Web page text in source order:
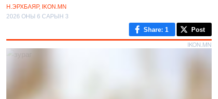
Н.ЭРХБАЯР, IKON.MN
2026 ОНЫ 6 САРЫН 3
Share: 1 Post
IKON.MN